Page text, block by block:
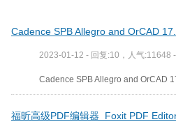
Cadence SPB Allegro and OrCAD
2023-01-12 - 回复:10，人气:11648 -
Cadence SPB Allegro and OrCAD
福昕高级PDF编辑器 Foxit PDF Editor